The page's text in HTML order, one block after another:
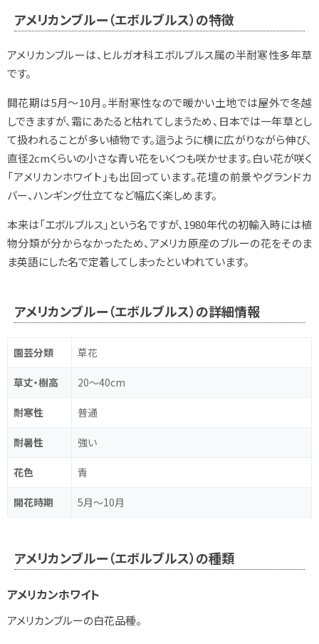
アメリカンブルー（エボルブルス）の特徴
アメリカンブルーは、ヒルガオ科エボルブルス属の半耐寒性多年草
です。
開花期は5月～10月。半耐寒性なので暖かい土地では屋外で冬越
しできますが、霜にあたると枯れてしまうため、日本では一年草とし
て扱われることが多い植物です。這うように横に広がりながら伸び、
直径2cmくらいの小さな青い花をいくつも咲かせます。白い花が咲く
「アメリカンホワイト」も出回っています。花壇の前景やグランドカ
バー、ハンギング仕立てなど幅広く楽しめます。
本来は「エボルブルス」という名ですが、1980年代の初輸入時には植
物分類が分からなかったため、アメリカ原産のブルーの花をそのま
ま英語にした名で定着してしまったといわれています。
アメリカンブルー（エボルブルス）の詳細情報
園芸分類 草花
草丈・樹高 20～40cm
耐寒性 普通
耐暑性 強い
花色 青
開花時期 5月～10月
アメリカンブルー（エボルブルス）の種類
アメリカンホワイト
アメリカンブルーの白花品種。